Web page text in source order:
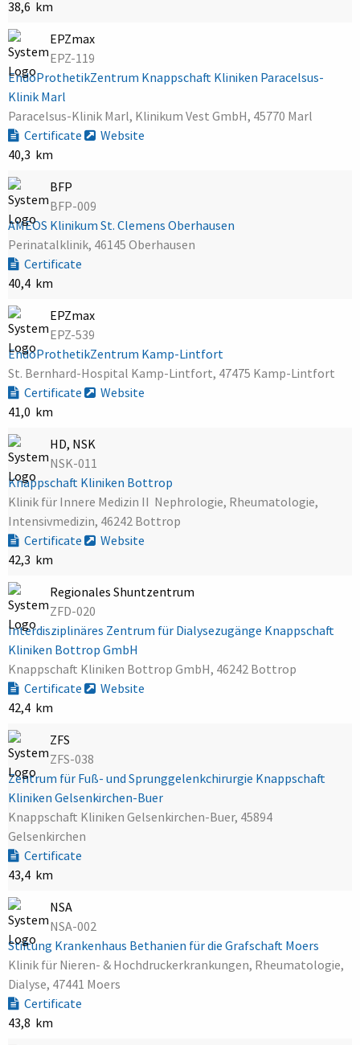
38,6 km
EPZmax
EPZ-119
EndoProthetikZentrum Knappschaft Kliniken Paracelsus-
Klinik Marl
Paracelsus-Klinik Marl, Klinikum Vest GmbH, 45770 Marl
Certificate
Website
40,3 km
BFP
BFP-009
AMEOS Klinikum St. Clemens Oberhausen
Perinatalklinik, 46145 Oberhausen
Certificate
40,4 km
EPZmax
EPZ-539
EndoProthetikZentrum Kamp-Lintfort
St. Bernhard-Hospital Kamp-Lintfort, 47475 Kamp-Lintfort
Certificate
Website
41,0 km
HD, NSK
NSK-011
Knappschaft Kliniken Bottrop
Klinik für Innere Medizin II  Nephrologie, Rheumatologie,
Intensivmedizin, 46242 Bottrop
Certificate
Website
42,3 km
Regionales Shuntzentrum
ZFD-020
Interdisziplinäres Zentrum für Dialysezugänge Knappschaft
Kliniken Bottrop GmbH
Knappschaft Kliniken Bottrop GmbH, 46242 Bottrop
Certificate
Website
42,4 km
ZFS
ZFS-038
Zentrum für Fuß- und Sprunggelenkchirurgie Knappschaft
Kliniken Gelsenkirchen-Buer
Knappschaft Kliniken Gelsenkirchen-Buer, 45894
Gelsenkirchen
Certificate
43,4 km
NSA
NSA-002
Stiftung Krankenhaus Bethanien für die Grafschaft Moers
Klinik für Nieren- & Hochdruckerkrankungen, Rheumatologie,
Dialyse, 47441 Moers
Certificate
43,8 km